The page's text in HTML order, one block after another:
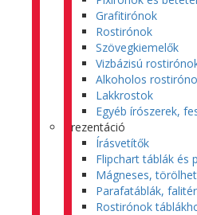
Grafitirónok
Rostirónok
Szövegkiemelők
Vizbázisú
Alkoholos
Lakkrostok
Egyéb írószerek,
Prezentáció
Írásvetítők
Flipchart táblák és
Mágneses,
Parafatáblák,
Rostirónok